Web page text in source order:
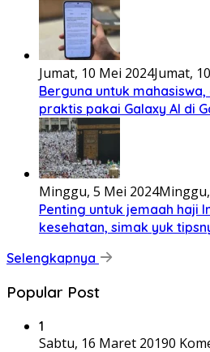
Jumat, 10 Mei 2024Jumat,
Berguna untuk
praktis pakai Galaxy AI di
Minggu, 5 Mei 2024
Penting untuk jemaah haji
kesehatan, simak yuk
Selengkapnya
Popular Post
1
Sabtu, 16 Maret 20190